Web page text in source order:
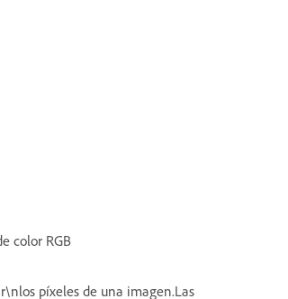
color RGB
píxeles de una imagen.Las